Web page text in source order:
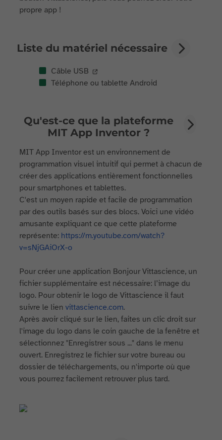
propre app !
Liste du matériel nécessaire
Câble USB
Téléphone ou tablette Android
Qu'est-ce que la plateforme
MIT App Inventor ?
MIT App Inventor est un environnement de
programmation visuel intuitif qui permet à chacun de
créer des applications entièrement fonctionnelles
pour smartphones et tablettes.
C'est un moyen rapide et facile de programmation
par des outils basés sur des blocs. Voici une vidéo
amusante expliquant ce que cette plateforme
représente: https://m.youtube.com/watch?
v=sNjGAiOrX-o
Pour créer une application Bonjour Vittascience, un
fichier supplémentaire est nécessaire: l’image du
logo. Pour obtenir le logo de Vittascience il faut
suivre le lienvittascience.com.
Après avoir cliqué sur le lien, faites un clic droit sur
l'image du logo dans le coin gauche de la fenêtre et
sélectionnez "Enregistrer sous ..." dans le menu
ouvert. Enregistrez le fichier sur votre bureau ou
dossier de téléchargements, ou n'importe où que
vous pourrez facilement retrouver plus tard.